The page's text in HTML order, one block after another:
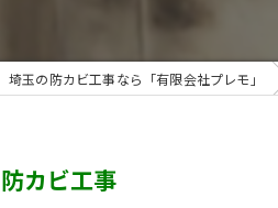
カビ臭い部屋
砂壁・珪藻土のカビ
部屋の除菌
埼玉の防カビ工事なら「有限会社プレモ」
カビ工事